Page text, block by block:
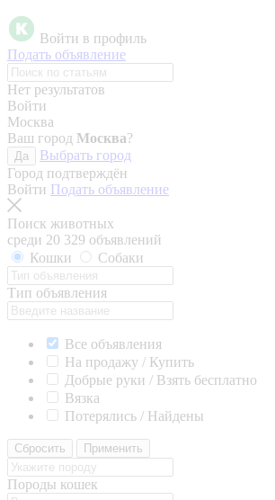
Войти в профиль
Подать объявление
Нет результатов
Войти
Москва
Ваш город Москва?
Да
Выбрать город
Город подтверждён
Войти Подать объявление
Поиск животных
среди 20 329 объявлений
Кошки
Собаки
Тип объявления
Все объявления
На продажу / Купить
Добрые руки / Взять бесплатно
Вязка
Потерялись / Найдены
Сбросить Применить
Породы кошек